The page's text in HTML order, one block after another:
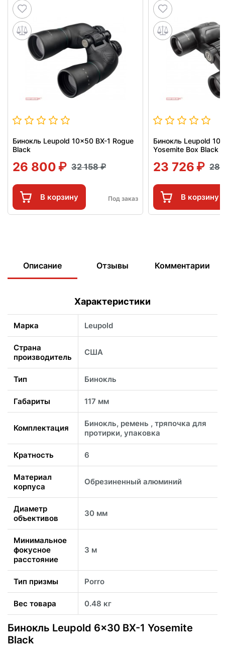
Бинокль Leupold 10x50 BX-1 Rogue
Black
26 800 32 158
В корзину Под заказ
Бинокль Leupold
Yosemite Box Black
23 726 28
В корзину
Описание Отзывы Комментарии
Характеристики
Марка Leupold
Страна
производитель
США
Тип Бинокль
Габариты 117 мм
Комплектация
Бинокль, ремень , тряпочка для
протирки, упаковка
Кратность 6
Материал
корпуса
Обрезиненный алюминий
Диаметр
объективов
30 мм
Минимальное
фокусное
расстояние
3 м
Тип призмы Porro
Вес товара 0.48 кг
Бинокль Leupold 6x30 BX-1 Yosemite
Black